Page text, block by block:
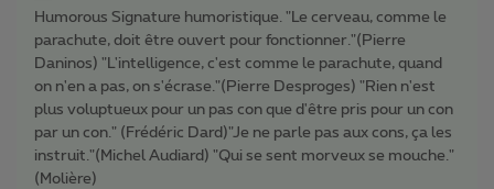
Humorous Signature humoristique. "Le cerveau, comme le
parachute, doit être ouvert pour fonctionner."(Pierre
Daninos) "L'intelligence, c'est comme le parachute, quand
on n'en a pas, on s'écrase."(Pierre Desproges) "Rien n'est
plus voluptueux pour un pas con que d'être pris pour un con
par un con." (Frédéric Dard)"Je ne parle pas aux cons, ça les
instruit."(Michel Audiard) "Qui se sent morveux se mouche."
(Molière)